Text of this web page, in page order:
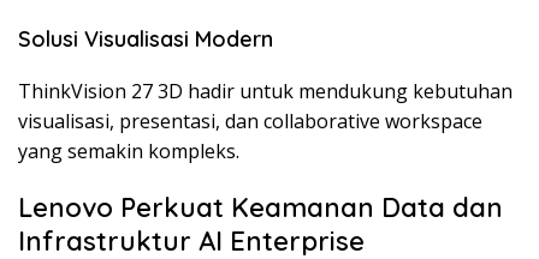
Solusi Visualisasi Modern
ThinkVision 27 3D hadir untuk mendukung kebutuhan
visualisasi, presentasi, dan collaborative workspace
yang semakin kompleks.
Lenovo Perkuat Keamanan Data dan
Infrastruktur AI Enterprise